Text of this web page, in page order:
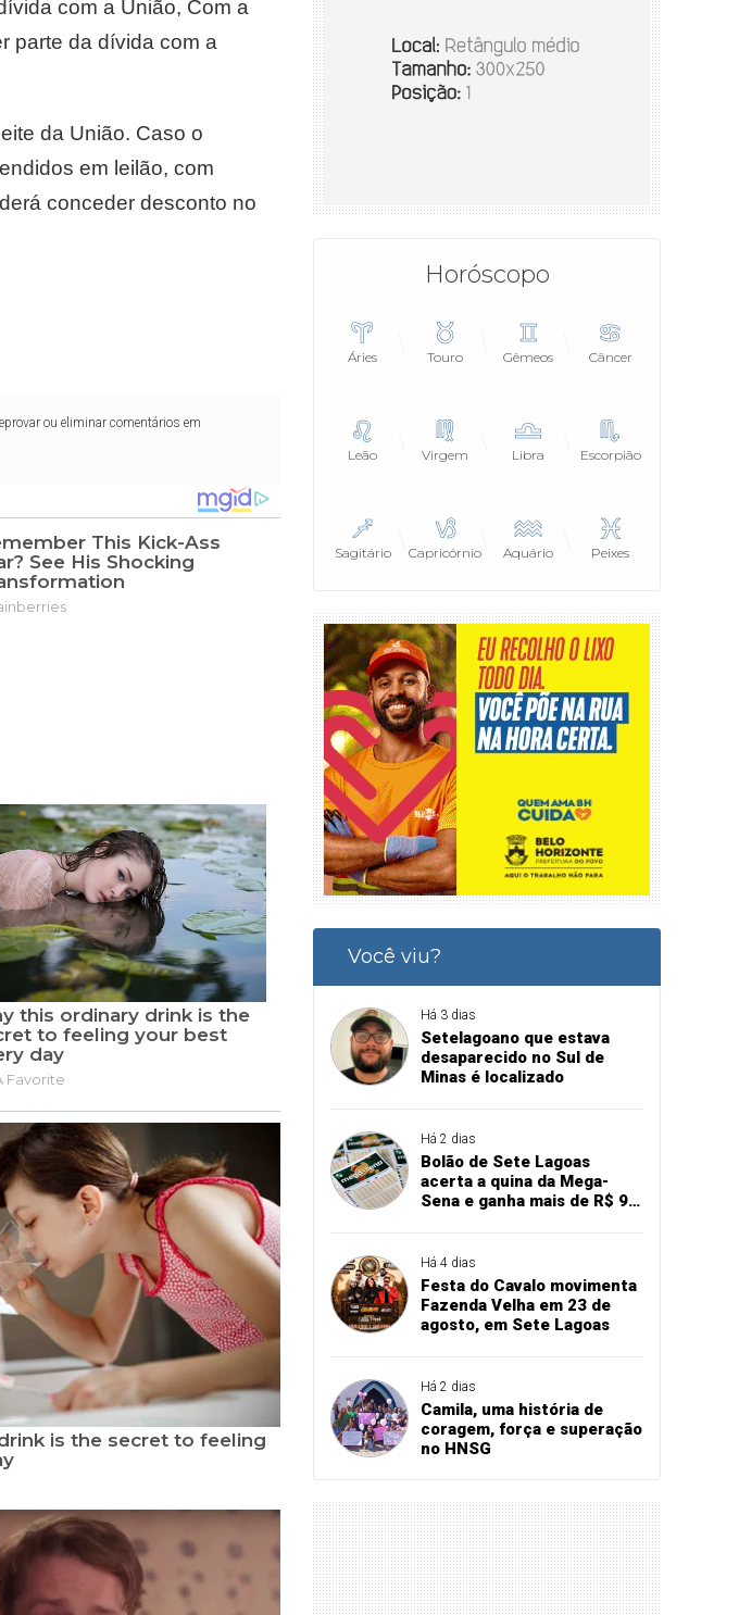
com a União, Com a
parte da dívida com a
da União. Caso o
em leilão, com
conceder desconto no
ou eliminar comentários em
Horóscopo
Áries Touro Gêmeos Câncer
Leão Virgem Libra Escorpião
Sagitário Capricórnio Aquário Peixes
Você viu?
Há 3 dias
Setelagoano que estava
desaparecido no Sul de
Minas é localizado
Há 2 dias
Bolão de Sete Lagoas
acerta a quina da Mega-
Sena e ganha mais de R$ 94
Há 4 dias
Festa do Cavalo movimenta
Fazenda Velha em 23 de
agosto, em Sete Lagoas
Há 2 dias
Camila, uma história de
coragem, força e superação
no HNSG